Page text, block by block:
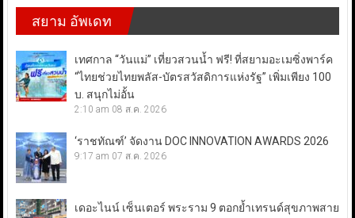
สยาม อัพเดท
เทศกาล “วันแม่” เที่ยวสวนน้ำ ฟรี! ที่สยามอะเมซิ่งพาร์ค
“ไทยช่วยไทยพลัส-บัตรสวัสดิการแห่งรัฐ” เพิ่มเพียง 100
บ. สนุกไม่อั้น
2:10 am 08 ส.ค. 2026
‘ราชทัณฑ์’ จัดงาน DOC INNOVATION AWARDS 2026
9:17 am 07 ส.ค. 2026
เดอะไนน์ เซ็นเตอร์ พระราม 9 ตอกย้ำเทรนด์สุขภาพสาย